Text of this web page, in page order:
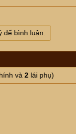
để bình luận.
và 2 lái phụ)